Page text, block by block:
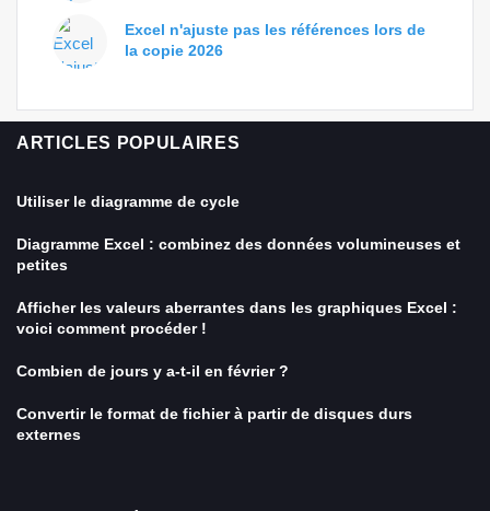
Excel n'ajuste pas les références lors de
la copie 2026
ARTICLES POPULAIRES
Utiliser le diagramme de cycle
Diagramme Excel : combinez des données volumineuses et
petites
Afficher les valeurs aberrantes dans les graphiques Excel :
voici comment procéder !
Combien de jours y a-t-il en février ?
Convertir le format de fichier à partir de disques durs
externes